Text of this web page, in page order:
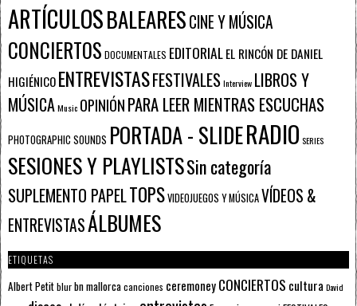
ARTÍCULOSBALEARESCINE Y MÚSICA
CONCIERTOS DOCUMENTALES EDITORIALEL RINCÓN DE DANIEL
HIGIÉNICOENTREVISTASFESTIVALESInterview LIBROS Y
MÚSICAMusic OPINIÓNPARA LEER MIENTRAS ESCUCHAS
PHOTOGRAPHIC SOUNDS PORTADA - SLIDERADIO SERIES
SESIONES Y PLAYLISTSSin categoría
SUPLEMENTO PAPELTOPSVIDEOJUEGOS Y MÚSICAVÍDEOS &
ENTREVISTASÁLBUMES
ETIQUETAS
Albert Petitblurbn mallorcacanciones ceremoneyCONCIERTOS cultura David